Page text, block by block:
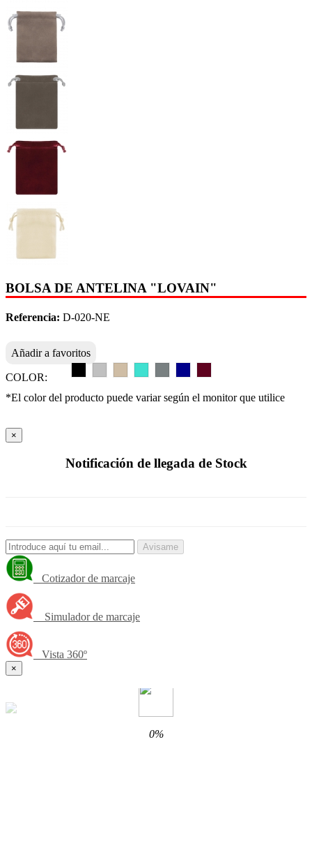
BOLSA DE ANTELINA "LOVAIN"
Referencia: D-020-NE
Añadir a favoritos
COLOR:
*El color del producto puede variar según el monitor que utilice
×
Notificación de llegada de Stock
Avisame
Cotizador de marcaje
Simulador de marcaje
Vista 360º
×